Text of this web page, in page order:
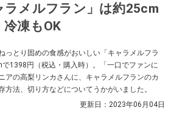
ラメルフラン」は約25cm
凍もOK
っとり固めの食感がおいしい「キャラメルフラ
1398円（税込・購入時）。「一口でファンに
アの高梨リンカさんに、キャラメルフランのカ
方法、切り方などについてうかがいました。
更新日： 2023年06月04日